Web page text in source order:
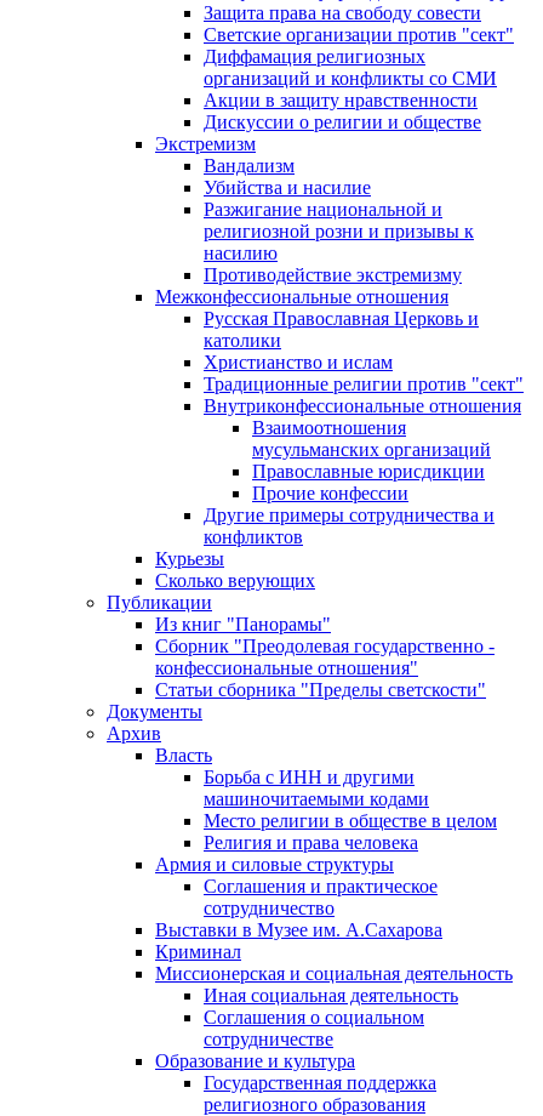
Защита права на свободу совести
Светские организации против "сект"
Диффамация религиозных
организаций и конфликты со СМИ
Акции в защиту нравственности
Дискуссии о религии и обществе
Экстремизм
Вандализм
Убийства и насилие
Разжигание национальной и
религиозной розни и призывы к
насилию
Противодействие экстремизму
Межконфессиональные отношения
Русская Православная Церковь и
католики
Христианство и ислам
Традиционные религии против "сект"
Внутриконфессиональные отношения
Взаимоотношения
мусульманских организаций
Православные юрисдикции
Прочие конфессии
Другие примеры сотрудничества и
конфликтов
Курьезы
Сколько верующих
Публикации
Из книг "Панорамы"
Сборник "Преодолевая государственно -
конфессиональные отношения"
Статьи сборника "Пределы светскости"
Документы
Архив
Власть
Борьба с ИНН и другими
машиночитаемыми кодами
Место религии в обществе в целом
Религия и права человека
Армия и силовые структуры
Соглашения и практическое
сотрудничество
Выставки в Музее им. А.Сахарова
Криминал
Миссионерская и социальная деятельность
Иная социальная деятельность
Соглашения о социальном
сотрудничестве
Образование и культура
Государственная поддержка
религиозного образования